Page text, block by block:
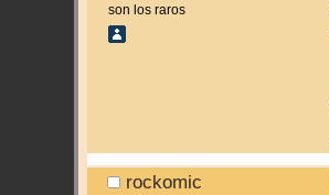
son los raros
rockomic